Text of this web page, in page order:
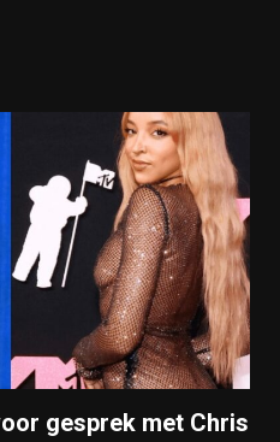
gesprek met Chris